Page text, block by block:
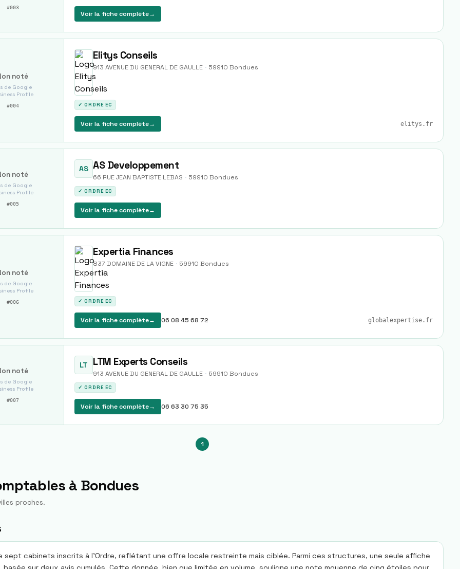
#003
Voir la fiche complète→
noté
de Google
Profile
#004
Elitys Conseils
913 AVENUE DU GENERAL DE GAULLE · 59910 Bondues
✓ ORDRE EC
Voir la fiche complète→ elitys.fr
noté
de Google
Profile
#005
AS AS Developpement
66 RUE JEAN BAPTISTE LEBAS · 59910 Bondues
✓ ORDRE EC
Voir la fiche complète→
noté
de Google
Profile
#006
Expertia Finances
837 DOMAINE DE LA VIGNE · 59910 Bondues
✓ ORDRE EC
Voir la fiche complète→ 06 08 45 68 72 globalexpertise.fr
noté
de Google
Profile
#007
LT LTM Experts Conseils
913 AVENUE DU GENERAL DE GAULLE · 59910 Bondues
✓ ORDRE EC
Voir la fiche complète→ 06 63 30 75 35
1
à Bondues
proches.
cabinets inscrits à l'Ordre, reflétant une offre locale restreinte mais ciblée. Parmi ces structures, une seule affiche